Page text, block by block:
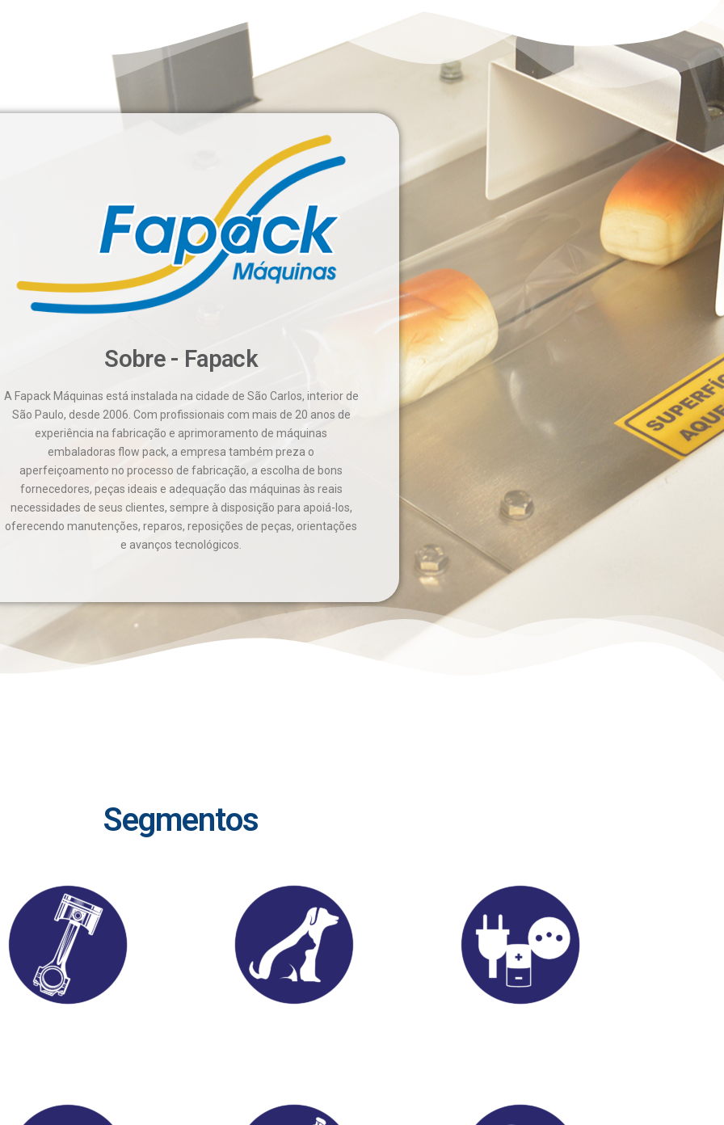
Sobre - Fapack
A Fapack Máquinas está instalada na cidade de São Carlos, interior de
São Paulo, desde 2006. Com profissionais com mais de 20 anos de
experiência na fabricação e aprimoramento de máquinas
embaladoras flow pack, a empresa também preza o
aperfeiçoamento no processo de fabricação, a escolha de bons
fornecedores, peças ideais e adequação das máquinas às reais
necessidades de seus clientes, sempre à disposição para apoiá-los,
oferecendo manutenções, reparos, reposições de peças, orientações
e avanços tecnológicos.
Segmentos